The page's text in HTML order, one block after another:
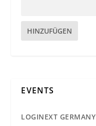
HINZUFÜGEN
EVENTS
LOGINEXT GERMANY